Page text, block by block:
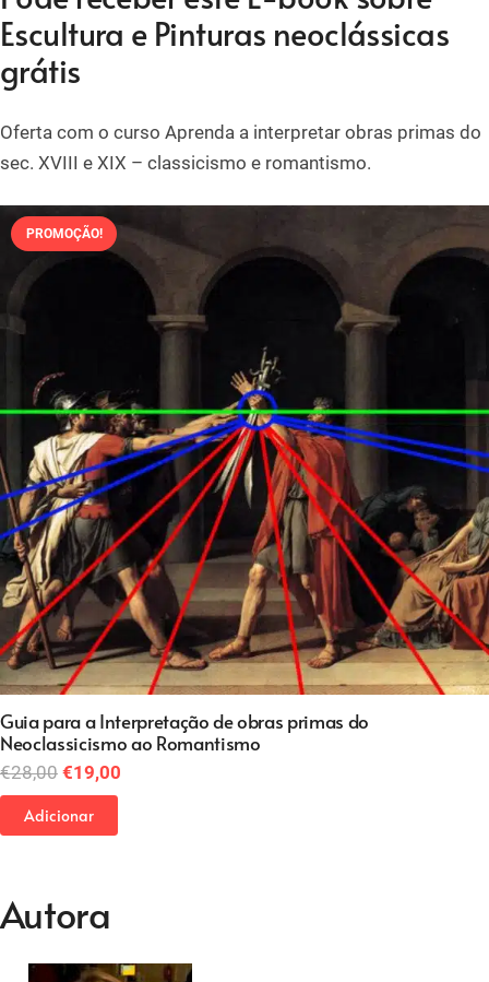
Escultura e Pinturas neoclássicas
grátis
Oferta com o curso Aprenda a interpretar obras primas do
sec. XVIII e XIX – classicismo e romantismo.
PROMOÇÃO!
Guia para a Interpretação de obras primas do
Neoclassicismo ao Romantismo
€28,00 O
preço
original
€19,00
Adicionar
Autora